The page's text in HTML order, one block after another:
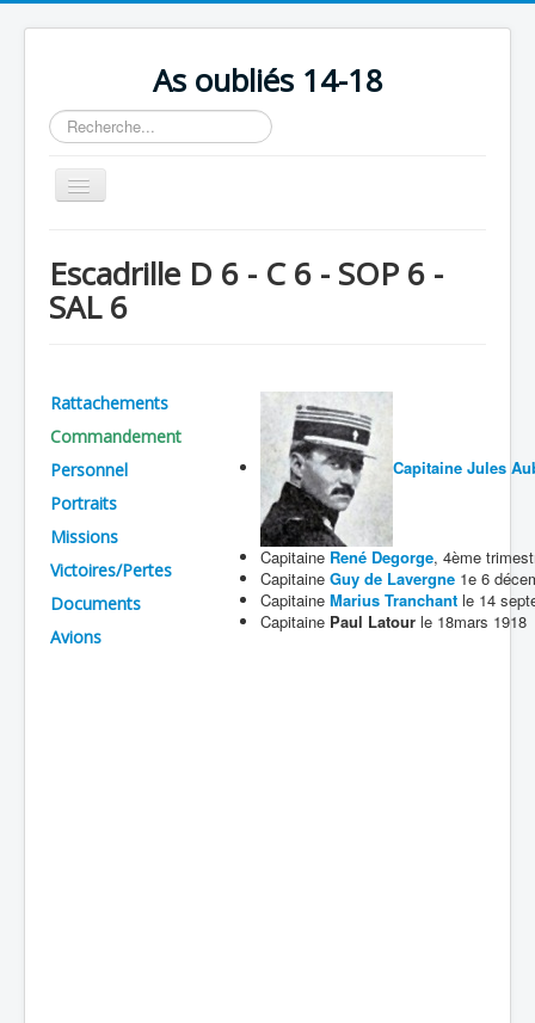
As oubliés 14-18
Rechercher
Basculer
la
Chronologie
Escadrilles
Avions
Personnels
Doctrines
Batailles
Les As
Cahiers des As
Escadrille D 6 - C 6 - SOP 6 -
SAL 6
Rattachements
Commandement
Personnel
Portraits
Missions
Victoires/Pertes
Documents
Avions
Capitaine Jules
Capitaine René Degorge, 4ème
Capitaine Guy de Lavergne 1e 6
Capitaine Marius Tranchant le 14
Capitaine Paul Latour le 18mars 1918